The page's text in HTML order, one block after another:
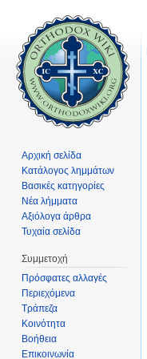
Αρχική σελίδα
Κατάλογος λημμάτων
Βασικές κατηγορίες
Νέα λήμματα
Αξιόλογα άρθρα
Τυχαία σελίδα
Συμμετοχή
Πρόσφατες αλλαγές
Περιεχόμενα
Τράπεζα
Κοινότητα
Βοήθεια
Επικοινωνία